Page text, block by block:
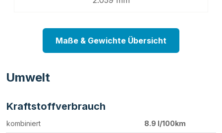
Maße & Gewichte Übersicht
Umwelt
Kraftstoffverbrauch
kombiniert 8.9 l/100km